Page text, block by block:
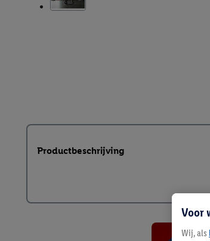
Productbeschrijving
Voor
Wij, als